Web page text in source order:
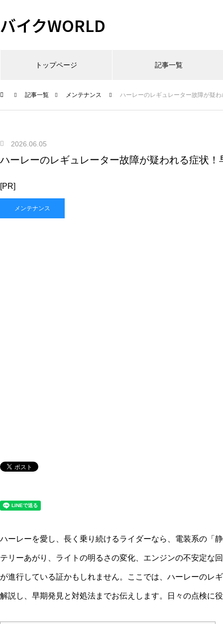
バイクWORLD
トップページ 記事一覧
記事一覧 メンテナンス ハーレーのレギュレーター故障が疑
2026.06.05
ハーレーのレギュレーター故障が疑われる症状！
[PR]
メンテナンス
ハーレーを愛し、長く乗り続けるライダーなら、電装系の「
テリーあがり、ライトの明るさの変化、エンジンの不安定な
が進行している証かもしれません。ここでは、ハーレーのレ
解説し、早期発見と対処法までお伝えします。日々の点検に